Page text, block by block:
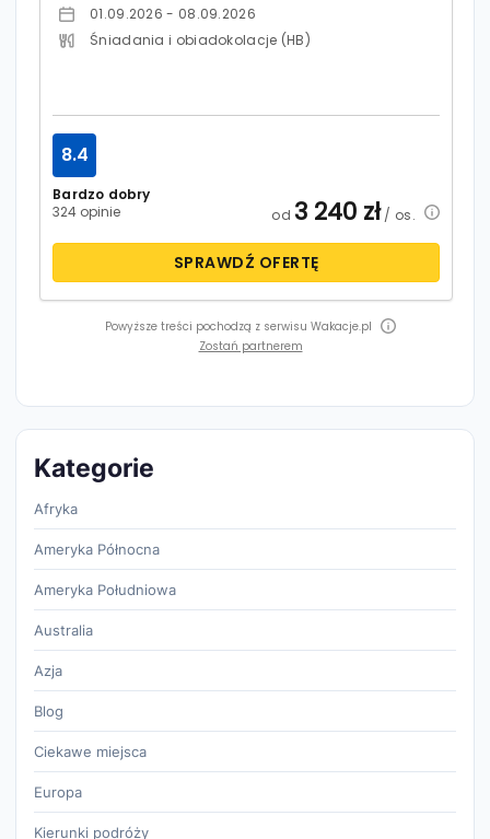
01.09.2026 - 08.09.2026
Śniadania i obiadokolacje (HB)
Bardzo dobry
324 opinie
8.4
od 3 240 zł/ os.
SPRAWDŹ OFERTĘ
Powyższe treści pochodzą z serwisu Wakacje.pl
Zostań partnerem
Kategorie
Afryka
Ameryka Północna
Ameryka Południowa
Australia
Azja
Blog
Ciekawe miejsca
Europa
Kierunki podróży